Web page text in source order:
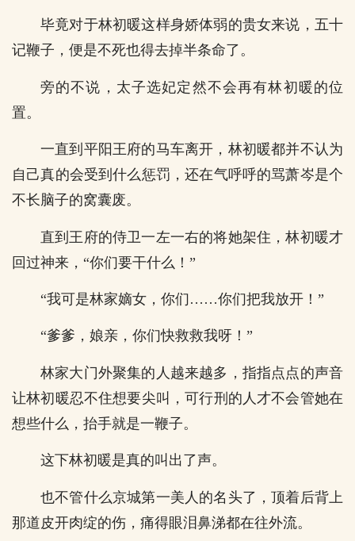
毕竟对于林初暖这样身娇体弱的贵女来说，五十
记鞭子，便是不死也得去掉半条命了。
旁的不说，太子选妃定然不会再有林初暖的位
置。
一直到平阳王府的马车离开，林初暖都并不认为
自己真的会受到什么惩罚，还在气呼呼的骂萧岑是个
不长脑子的窝囊废。
直到王府的侍卫一左一右的将她架住，林初暖才
回过神来，“你们要干什么！”
“我可是林家嫡女，你们……你们把我放开！”
“爹爹，娘亲，你们快救救我呀！”
林家大门外聚集的人越来越多，指指点点的声音
让林初暖忍不住想要尖叫，可行刑的人才不会管她在
想些什么，抬手就是一鞭子。
这下林初暖是真的叫出了声。
也不管什么京城第一美人的名头了，顶着后背上
那道皮开肉绽的伤，痛得眼泪鼻涕都在往外流。